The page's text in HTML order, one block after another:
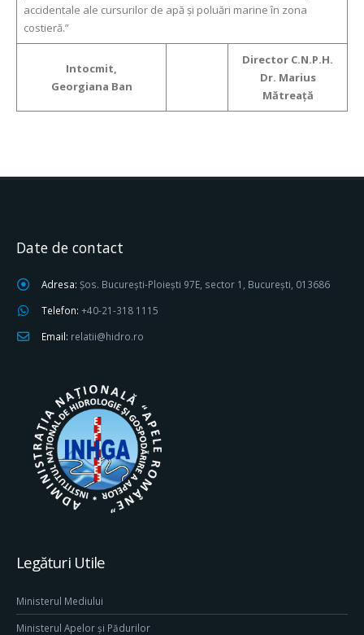
accidentale ale cursurilor de apă şi poluări marine în zona
costieră.”
Intocmit,
Georgiana Ban
Director C.N.P.H.
Dr. Marius
Mătreaţă
Date de contact
Adresa: Șos. București-Ploiești 97E, sector 1, București, 013686
Telefon: +40-21-318 1115
Email: relatii@hidro.ro
Legături Utile
Ministerul Mediului
Ministerul Apelor și Pădurilor